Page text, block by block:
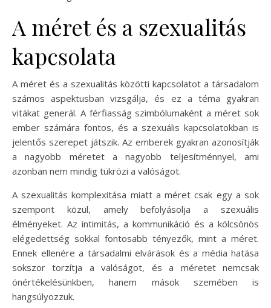
A méret és a szexualitás
kapcsolata
A méret és a szexualitás közötti kapcsolatot a társadalom
számos aspektusban vizsgálja, és ez a téma gyakran
vitákat generál. A férfiasság szimbólumaként a méret sok
ember számára fontos, és a szexuális kapcsolatokban is
jelentős szerepet játszik. Az emberek gyakran azonosítják
a nagyobb méretet a nagyobb teljesítménnyel, ami
azonban nem mindig tükrözi a valóságot.
A szexualitás komplexitása miatt a méret csak egy a sok
szempont közül, amely befolyásolja a szexuális
élményeket. Az intimitás, a kommunikáció és a kölcsönös
elégedettség sokkal fontosabb tényezők, mint a méret.
Ennek ellenére a társadalmi elvárások és a média hatása
sokszor torzítja a valóságot, és a méretet nemcsak
önértékelésünkben, hanem mások szemében is
hangsúlyozzuk.